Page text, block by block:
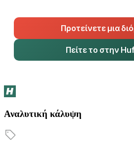
Προτείνετε μια
Πείτε το στην
Αναλυτική κάλυψη